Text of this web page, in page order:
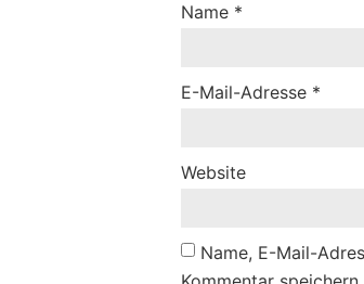
Name *
E-Mail-Adresse *
Website
Name, E-Mail-